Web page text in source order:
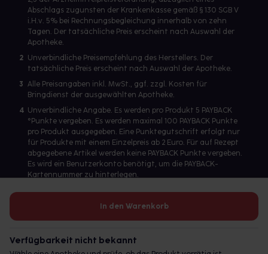
In den Warenkorb
Verfügbarkeit nicht bekannt
Abschlags zugunsten der Krankenkasse gemäß § 130 SGB V
i.H.v. 5% bei Rechnungsbegleichung innerhalb von zehn
Tagen. Der tatsächliche Preis erscheint nach Auswahl der
Apotheke.
2 Unverbindliche Preisempfehlung des Herstellers. Der
tatsächliche Preis erscheint nach Auswahl der Apotheke.
3 Alle Preisangaben inkl. MwSt., ggf. zzgl. Kosten für
Bringdienst der ausgewählten Apotheke.
4 Unverbindliche Angabe. Es werden pro Produkt 5 PAYBACK
°Punkte vergeben. Es werden maximal 100 PAYBACK Punkte
pro Produkt ausgegeben. Eine Punktegutschrift erfolgt nur
für Produkte mit einem Einzelpreis ab 2 Euro. Für auf Rezept
abgegebene Artikel werden keine PAYBACK Punkte vergeben.
Es wird ein Benutzerkonto benötigt, um die PAYBACK-
Kartennummer zu hinterlegen.
Betreiber des Portals und verantwortlich: gesund.de GmbH &
© 2026 gesund.de GmbH & Co. KG